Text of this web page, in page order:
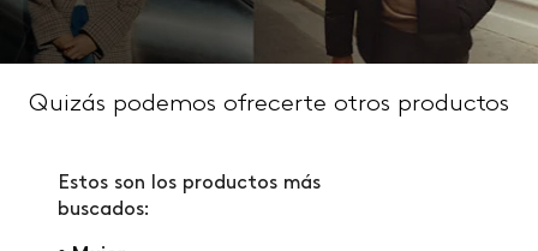
Quizás podemos ofrecerte otros productos
Estos son los productos más
buscados: